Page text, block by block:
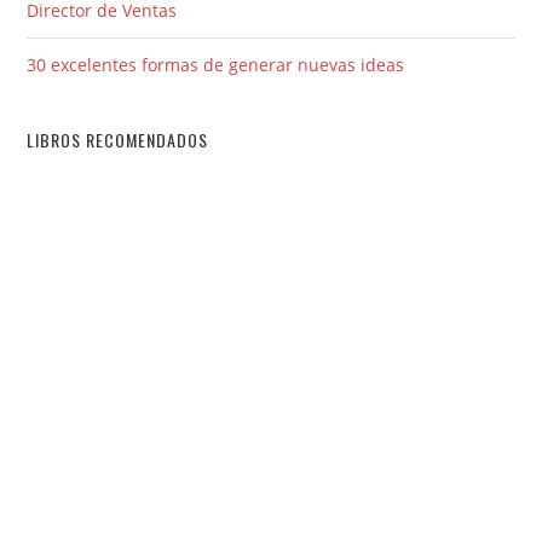
Director de Ventas
30 excelentes formas de generar nuevas ideas
LIBROS RECOMENDADOS